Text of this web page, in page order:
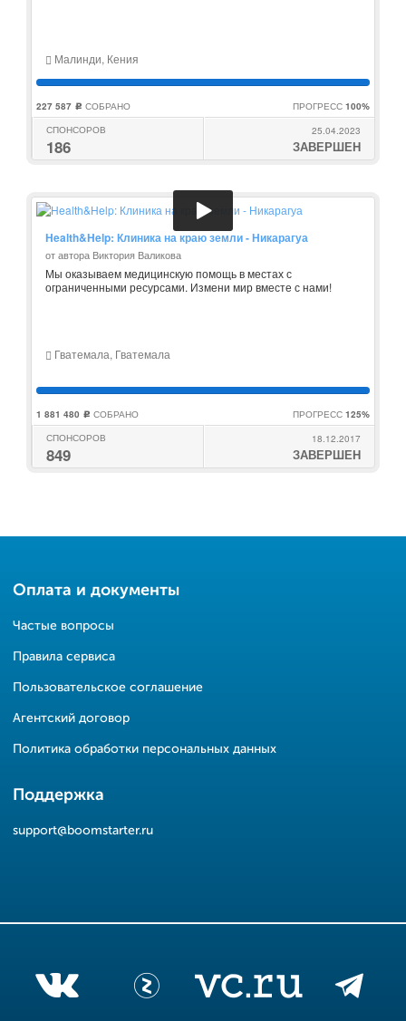
Малинди, Кения
227 587 c СОБРАНО ПРОГРЕСС 100%
СПОНСОРОВ
186
25.04.2023
ЗАВЕРШЕН
Health&Help: Клиника на краю земли - Никарагуа
от автора Виктория Валикова
Мы оказываем медицинскую помощь в местах с
ограниченными ресурсами. Измени мир вместе с нами!
Гватемала, Гватемала
1 881 480 c СОБРАНО ПРОГРЕСС 125%
СПОНСОРОВ
849
18.12.2017
ЗАВЕРШЕН
Оплата и документы
Частые вопросы
Правила сервиса
Пользовательское соглашение
Агентский договор
Политика обработки персональных данных
Поддержка
support@boomstarter.ru